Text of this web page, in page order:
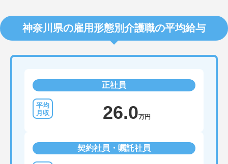
神奈川県の雇用形態別介護職の平均給与
正社員
26.0万円
契約社員・嘱託社員